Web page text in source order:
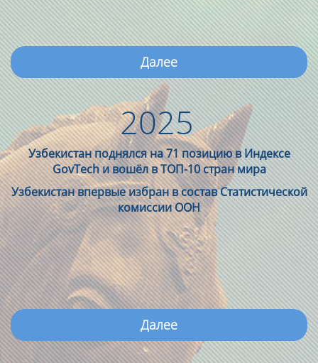
Далее
2025
Узбекистан поднялся на 71 позицию в Индексе
GovTech и вошёл в ТОП-10 стран мира
Узбекистан впервые избран в состав Статистической
комиссии ООН
Далее